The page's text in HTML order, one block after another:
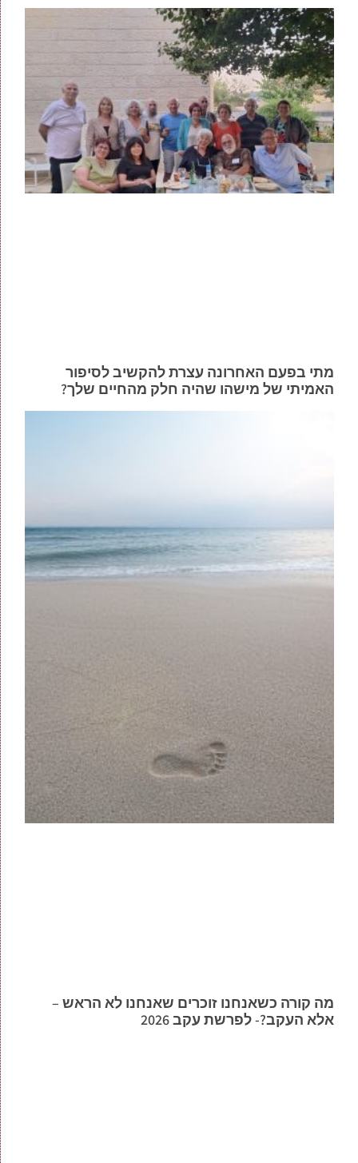
מתי בפעם האחרונה עצרת להקשיב לסיפור
האמיתי של מישהו שהיה חלק מהחיים שלך?
מה קורה כשאנחנו זוכרים שאנחנו לא הראש –
אלא העקב?- לפרשת עקב 2026